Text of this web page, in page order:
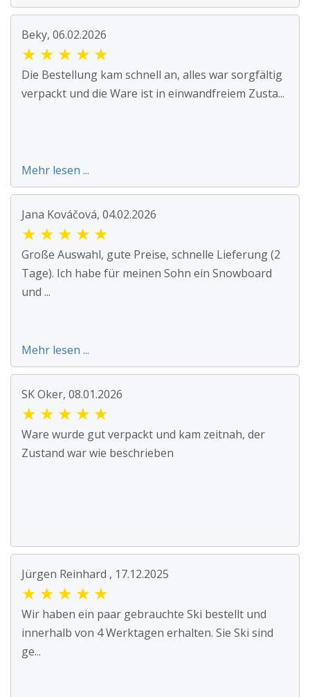
Beky, 06.02.2026
★ ★ ★ ★ ★
Die Bestellung kam schnell an, alles war sorgfältig
verpackt und die Ware ist in einwandfreiem Zusta...
Mehr lesen ...
Jana Kováčová, 04.02.2026
★ ★ ★ ★ ★
Große Auswahl, gute Preise, schnelle Lieferung (2
Tage). Ich habe für meinen Sohn ein Snowboard
und ...
Mehr lesen ...
SK Oker, 08.01.2026
★ ★ ★ ★ ★
Ware wurde gut verpackt und kam zeitnah, der
Zustand war wie beschrieben
Jürgen Reinhard , 17.12.2025
★ ★ ★ ★ ★
Wir haben ein paar gebrauchte Ski bestellt und
innerhalb von 4 Werktagen erhalten. Sie Ski sind
ge...